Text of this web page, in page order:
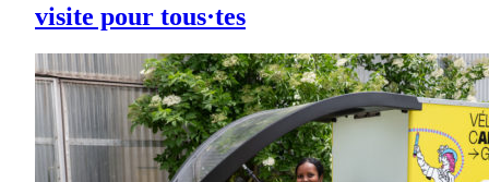
visite pour tous·tes